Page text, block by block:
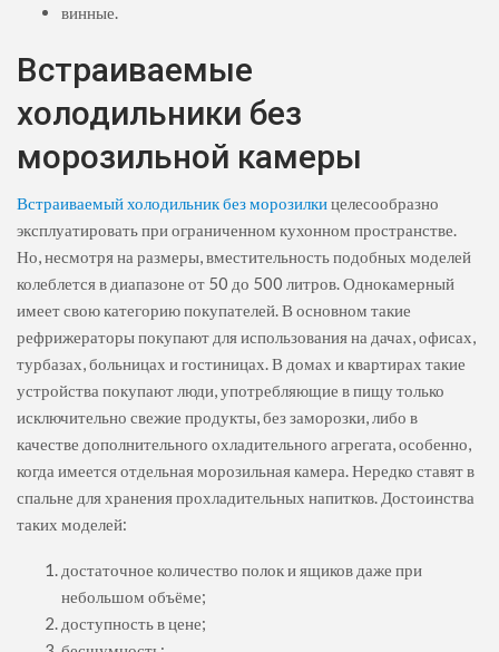
винные.
Встраиваемые
холодильники без
морозильной камеры
Встраиваемый холодильник без морозилкицелесообразно
эксплуатировать при ограниченном кухонном пространстве.
Но, несмотря на размеры, вместительность подобных моделей
колеблется в диапазоне от 50 до 500 литров. Однокамерный
имеет свою категорию покупателей. В основном такие
рефрижераторы покупают для использования на дачах, офисах,
турбазах, больницах и гостиницах. В домах и квартирах такие
устройства покупают люди, употребляющие в пищу только
исключительно свежие продукты, без заморозки, либо в
качестве дополнительного охладительного агрегата, особенно,
когда имеется отдельная морозильная камера. Нередко ставят в
спальне для хранения прохладительных напитков. Достоинства
таких моделей:
достаточное количество полок и ящиков даже при
небольшом объёме;
доступность в цене;